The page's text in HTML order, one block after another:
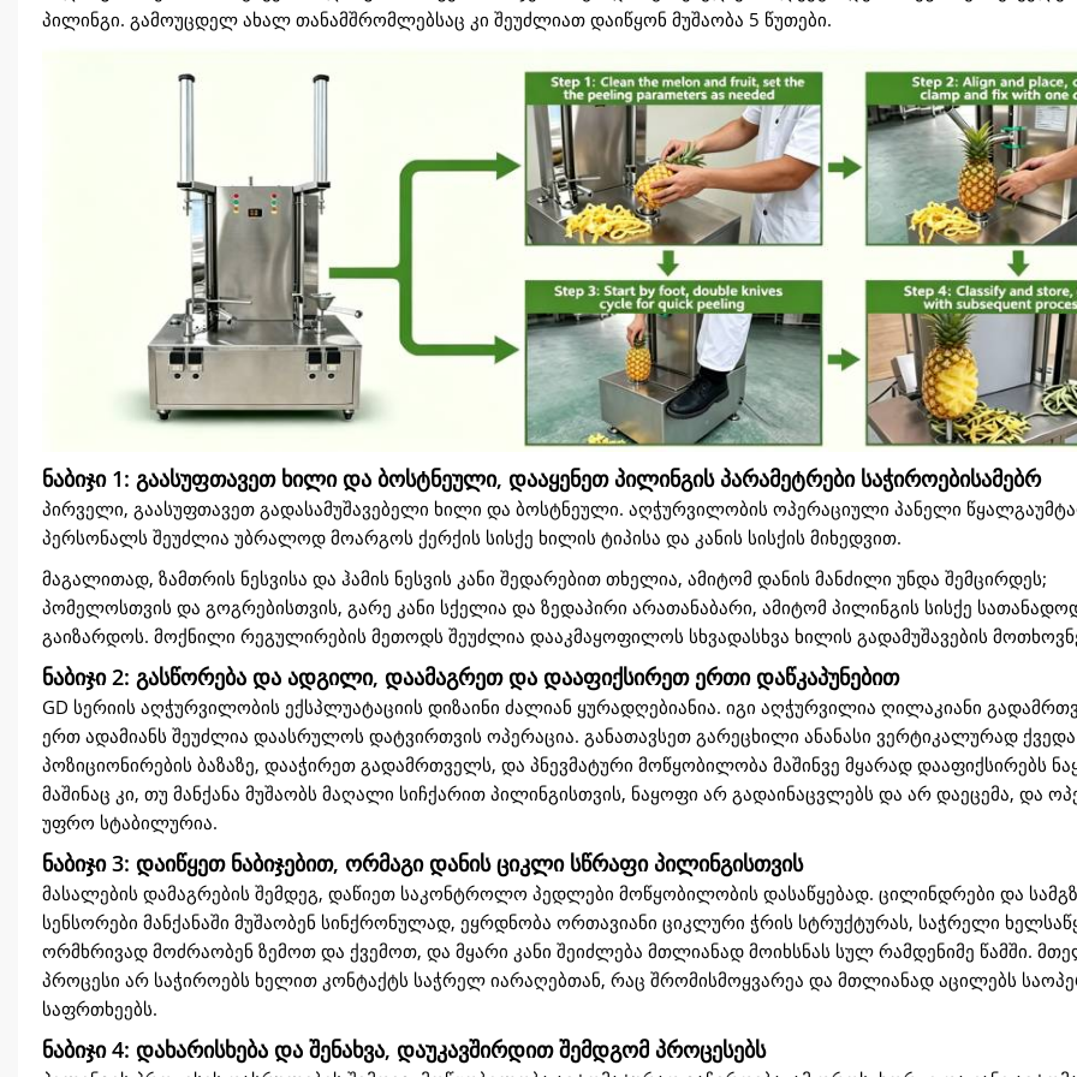
პილინგი. გამოუცდელ ახალ თანამშრომლებსაც კი შეუძლიათ დაიწყონ მუშაობა 5 წუთები.
ნაბიჯი 1: გაასუფთავეთ ხილი და ბოსტნეული, დააყენეთ პილინგის პარამეტრები საჭიროებისამებრ
პირველი, გაასუფთავეთ გადასამუშავებელი ხილი და ბოსტნეული. აღჭურვილობის ოპერაციული პანელი
პერსონალს შეუძლია უბრალოდ მოარგოს ქერქის სისქე ხილის ტიპისა და კანის სისქის მიხედვით.
მაგალითად, ზამთრის ნესვისა და ჰამის ნესვის კანი შედარებით თხელია, ამიტომ დანის მანძილი უნდა შემცირდეს;
პომელოსთვის და გოგრებისთვის, გარე კანი სქელია და ზედაპირი არათანაბარი, ამიტომ პილინგის სისქე
გაიზარდოს. მოქნილი რეგულირების მეთოდს შეუძლია დააკმაყოფილოს სხვადასხვა ხილის გადამუშავების
ნაბიჯი 2: გასწორება და ადგილი, დაამაგრეთ და დააფიქსირეთ ერთი დაწკაპუნებით
GD სერიის აღჭურვილობის ექსპლუატაციის დიზაინი ძალიან ყურადღებიანია. იგი აღჭურვილია ღილაკიანი
ერთ ადამიანს შეუძლია დაასრულოს დატვირთვის ოპერაცია. განათავსეთ გარეცხილი ანანასი ვერტიკალურად ქვედა
პოზიციონირების ბაზაზე, დააჭირეთ გადამრთველს, და პნევმატური მოწყობილობა მაშინვე მყარად დააფიქსირებს
მაშინაც კი, თუ მანქანა მუშაობს მაღალი სიჩქარით პილინგისთვის, ნაყოფი არ გადაინაცვლებს და არ დაეცემა, და
უფრო სტაბილურია.
ნაბიჯი 3: დაიწყეთ ნაბიჯებით, ორმაგი დანის ციკლი სწრაფი პილინგისთვის
მასალების დამაგრების შემდეგ, დაწიეთ საკონტროლო პედლები მოწყობილობის დასაწყებად. ცილინდრები და
სენსორები მანქანაში მუშაობენ სინქრონულად, ეყრდნობა ორთავიანი ციკლური ჭრის სტრუქტურას, საჭრელი
ორმხრივად მოძრაობენ ზემოთ და ქვემოთ, და მყარი კანი შეიძლება მთლიანად მოიხსნას სულ რამდენიმე წამში.
პროცესი არ საჭიროებს ხელით კონტაქტს საჭრელ იარაღებთან, რაც შრომისმოყვარეა და მთლიანად აცილებს
საფრთხეებს.
ნაბიჯი 4: დახარისხება და შენახვა, დაუკავშირდით შემდგომ პროცესებს